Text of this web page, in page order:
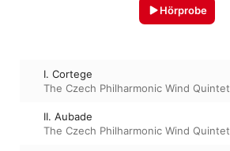
Hörprobe
I. Cortege
The Czech Philharmonic Wind Quintet
II. Aubade
The Czech Philharmonic Wind Quintet